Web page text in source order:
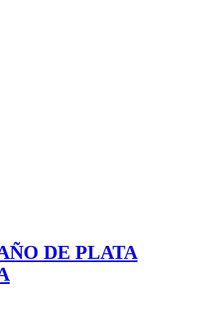
DE PLATA